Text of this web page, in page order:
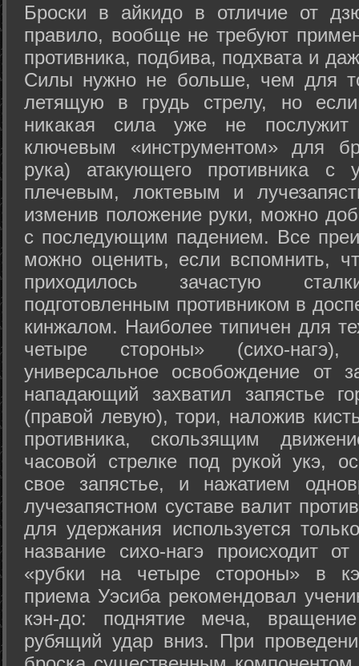
Броски в айкидо в отличие от
правило, вообще не требуют
противника, подбива, подхвата и
Силы нужно не больше, чем для
летящую в грудь стрелу, но
никакая сила уже не
ключевым «инструментом» для
рука) атакующего противника с
плечевым, локтевым и
изменив положение руки, можно
с последующим падением. Все
можно оценить, если вспомнить,
приходилось зачастую
подготовленным противником в
кинжалом. Наиболее типичен для
четыре стороны» (сихо-
универсальное освобождение от
нападающий захватил запястье
(правой левую), тори, наложив
противника, скользящим
часовой стрелке под рукой укэ,
свое запястье, и нажатием
лучезапястном суставе валит
для удержания используется
название сихо-нагэ происходит
«рубки на четыре стороны» в
приема Уэсиба рекомендовал
кэн-до: поднятие меча,
рубящий удар вниз. При